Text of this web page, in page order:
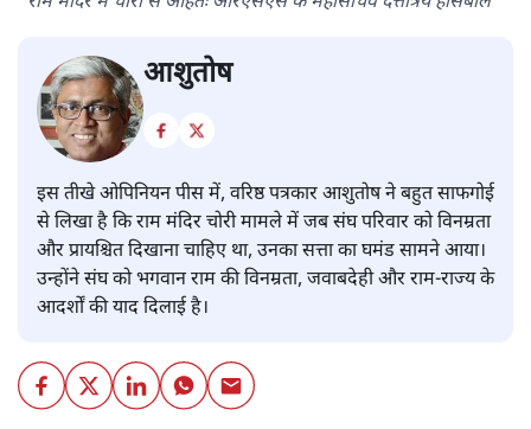
आशुतोष
इस तीखे ओपिनियन पीस में, वरिष्ठ पत्रकार आशुतोष ने बहुत साफगोई
से लिखा है कि राम मंदिर चोरी मामले में जब संघ परिवार को विनम्रता
और प्रायश्चित दिखाना चाहिए था, उनका सत्ता का घमंड सामने आया।
उन्होंने संघ को भगवान राम की विनम्रता, जवाबदेही और राम-राज्य के
आदर्शों की याद दिलाई है।